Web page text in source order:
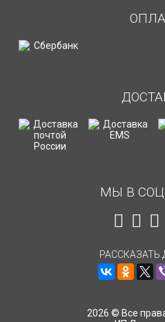
МЫ В
РАССКАЗАТЬ
2026 © Все